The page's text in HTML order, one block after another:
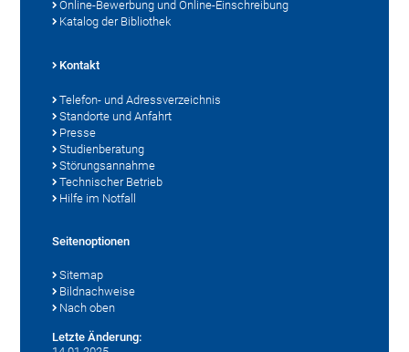
Online-Bewerbung und Online-Einschreibung
Katalog der Bibliothek
Kontakt
Telefon- und Adressverzeichnis
Standorte und Anfahrt
Presse
Studienberatung
Störungsannahme
Technischer Betrieb
Hilfe im Notfall
Seitenoptionen
Sitemap
Bildnachweise
Nach oben
Letzte Änderung: